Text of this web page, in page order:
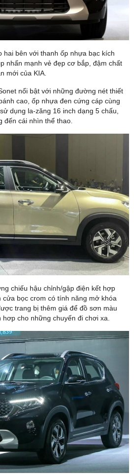
hai bên với thanh ốp nhựa bạc kích
nhấn mạnh vẻ đẹp cơ bắp, đậm chất
mới của KIA.
nổi bật với những đường nét thiết
cao, ốp nhựa đen cứng cáp cùng
dụng la-zăng 16 inch dạng 5 chấu,
đến cái nhìn thể thao.
chiếu hậu chỉnh/gập điện kết hợp
cửa bọc crom có tính năng mở khóa
trang bị thêm giá để đồ sơn màu
hơp cho những chuyến đi chơi xa.